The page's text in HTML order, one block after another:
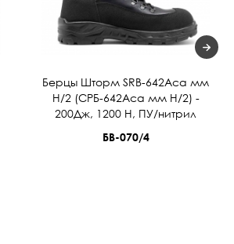
Берцы Шторм SRВ-642Аса мм
Н/2 (СРБ-642Аса мм Н/2) -
200Дж, 1200 Н, ПУ/нитрил
БВ-070/4